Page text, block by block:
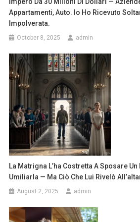
Appartamenti, Auto. Io Ho Ricevuto
Impolverata.
October 8, 2025 admin
La Matrigna L’ha Costretta A Sposare
Umiliarla — Ma Ciò Che Lui Rivelò
August 2, 2025 admin